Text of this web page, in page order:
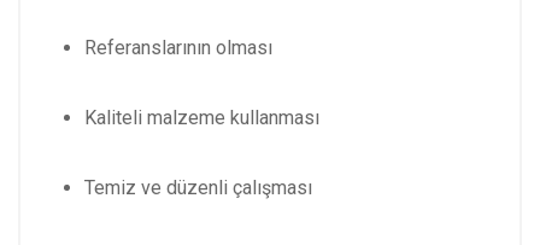
Referanslarının olması
Kaliteli malzeme kullanması
Temiz ve düzenli çalışması